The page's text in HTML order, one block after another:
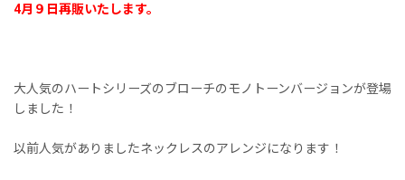
4月９日再販いたします。
大人気のハートシリーズのブローチのモノトーンバージョンが登場
しました！
以前人気がありましたネックレスのアレンジになります！